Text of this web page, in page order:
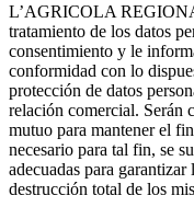
L’AGRICOLA
tratamiento de los datos
consentimiento y le
conformidad con lo
protección de datos
relación comercial. Serán
mutuo para mantener el
necesario para tal fin, se
adecuadas para
destrucción total de los